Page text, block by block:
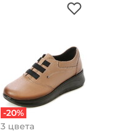
-20%
3 цвета